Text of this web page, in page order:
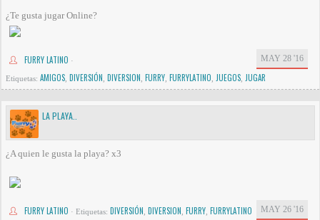
¿Te gusta jugar Online?
FURRY LATINO MAY 28 '16
·
Etiquetas: AMIGOS DIVERSIÓN DIVERSION FURRY FURRYLATINO JUEGOS JUGAR
LA PLAYA..
¿A quien le gusta la playa? x3
FURRY LATINO MAY 26 '16
· Etiquetas: DIVERSIÓN DIVERSION FURRY FURRYLATINO